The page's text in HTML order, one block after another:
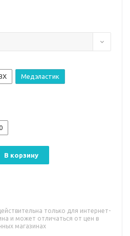
Медэластик
В корзину
только для интернет-
и может отличаться от цен в
магазинах